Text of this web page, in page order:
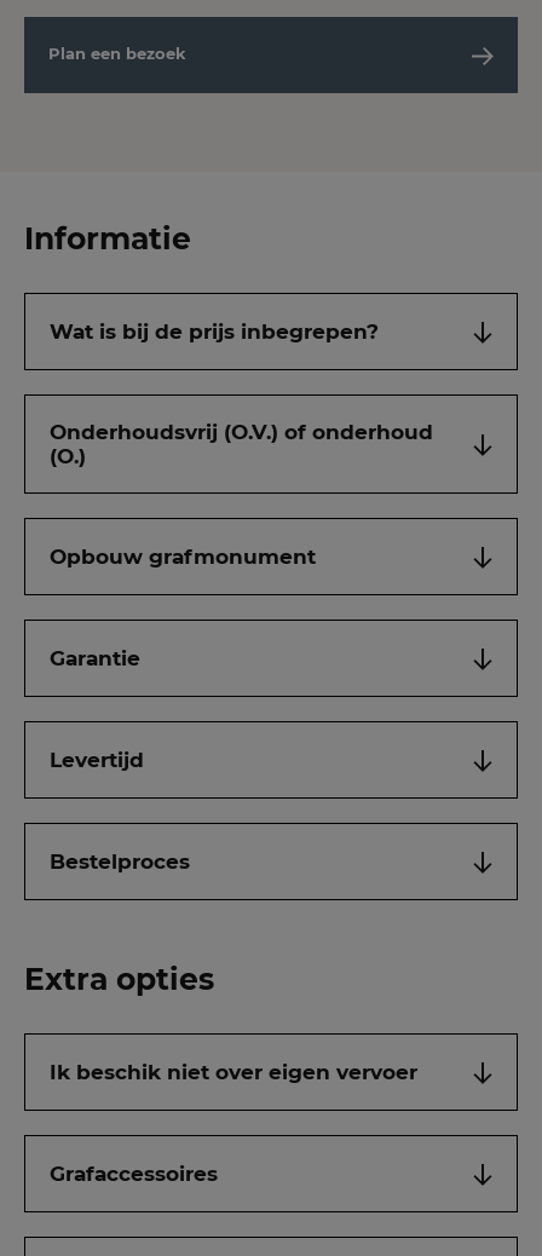
Plan een bezoek
Informatie
Wat is bij de prijs inbegrepen?
Onderhoudsvrij (O.V.) of onderhoud
(O.)
Opbouw grafmonument
Garantie
Levertijd
Bestelproces
Extra opties
Ik beschik niet over eigen vervoer
Grafaccessoires